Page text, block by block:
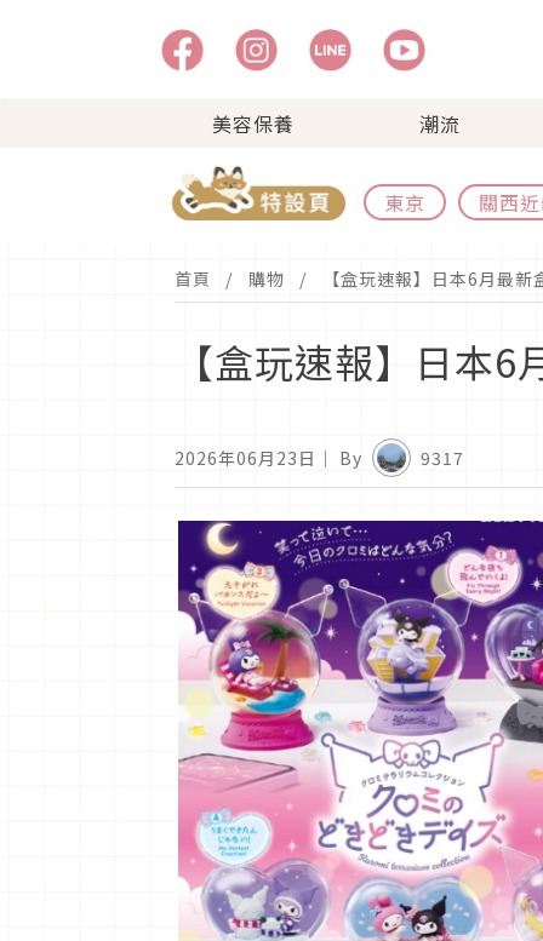
美容保養 潮流
東京 關西
首頁 購物 【盒玩速報】日本6月最
【盒玩速報】日本
2026年06月23日 ｜ By 9317